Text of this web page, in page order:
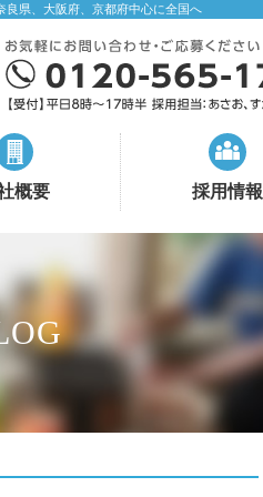
良県、大阪府、京都府中心に全国へ
概要 採用情報